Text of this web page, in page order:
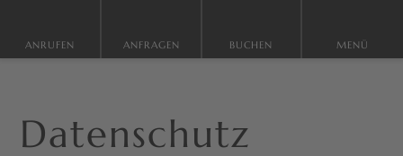
MENÜ
ANRUFEN ANFRAGEN BUCHEN
Datenschutz